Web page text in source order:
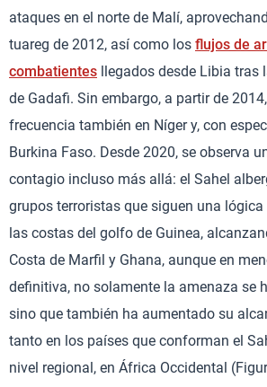
ataques en el norte de Malí,
tuareg de 2012, así como los flujos de
combatientes llegados desde Libia tras
de Gadafi. Sin embargo, a partir de
frecuencia también en Níger y, con
Burkina Faso. Desde 2020, se observa
contagio incluso más allá: el Sahel
grupos terroristas que siguen una
las costas del golfo de Guinea,
Costa de Marfil y Ghana, aunque en
definitiva, no solamente la amenaza se
sino que también ha aumentado su
tanto en los países que conforman el
nivel regional, en África Occidental